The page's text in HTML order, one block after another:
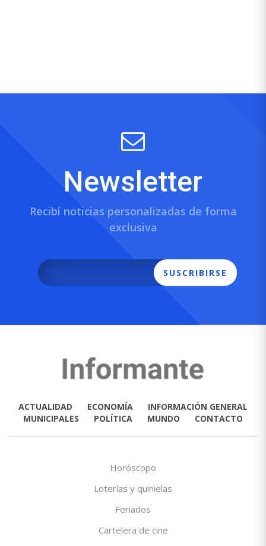
Newsletter
Recibí noticias personalizadas de forma
exclusiva
SUSCRIBIRSE
ACTUALIDAD ECONOMÍA
INFORMACIÓN GENERAL
MUNICIPALES
POLÍTICA MUNDO CONTACTO
Horóscopo
Loterías y quinielas
Feriados
Cartelera de cine